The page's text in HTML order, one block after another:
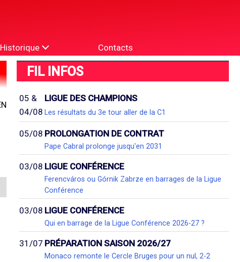
Historique Contacts
FIL INFOS
05 &
04/08
LIGUE DES CHAMPIONS
Les résultats du 3e tour aller de la C1
05/08 PROLONGATION DE CONTRAT
Pape Cabral prolonge jusqu'en 2031
03/08 LIGUE CONFÉRENCE
Ferencváros ou Górnik Zabrze en barrages de la Ligue
Conférence
03/08 LIGUE CONFÉRENCE
Qui en barrage de la Ligue Conférence 2026-27 ?
31/07 PRÉPARATION SAISON 2026/27
Monaco remonte le Cercle Bruges pour un nul, 2-2